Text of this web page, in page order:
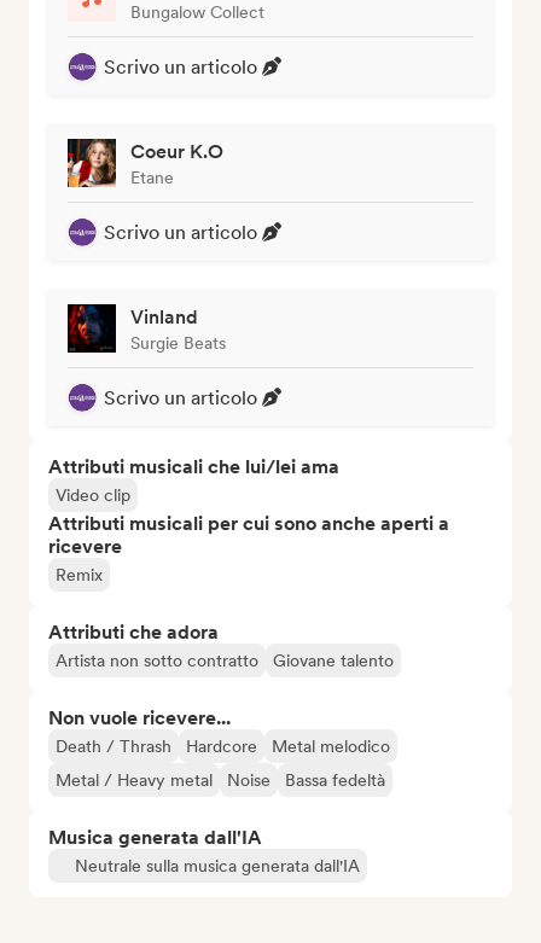
Bungalow Collect
Scrivo un articolo
Coeur K.O
Etane
Scrivo un articolo
Vinland
Surgie Beats
Scrivo un articolo
Attributi musicali che lui/lei ama
Video clip
Attributi musicali per cui sono anche aperti a
ricevere
Remix
Attributi che adora
Artista non sotto contratto Giovane talento
Non vuole ricevere...
Death / Thrash Hardcore
Metal melodico
Metal / Heavy metal
Noise Bassa fedeltà
Musica generata dall'IA
Neutrale sulla musica generata dall'IA